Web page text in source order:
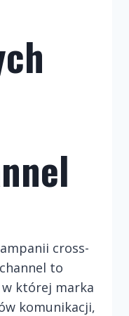
cross-
to
której marka
komunikacji,